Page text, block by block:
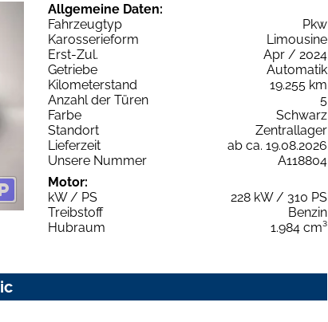
Allgemeine Daten:
Fahrzeugtyp
Pkw
Karosserieform
Limousine
Erst-Zul.
Apr / 2024
Getriebe
Automatik
Kilometerstand
19.255 km
Anzahl der Türen
5
Farbe
Schwarz
Standort
Zentrallager
Lieferzeit
ab ca. 19.08.2026
Unsere Nummer
A118804
Motor:
kW / PS
228 kW / 310 PS
Treibstoff
Benzin
Hubraum
1.984 cm³